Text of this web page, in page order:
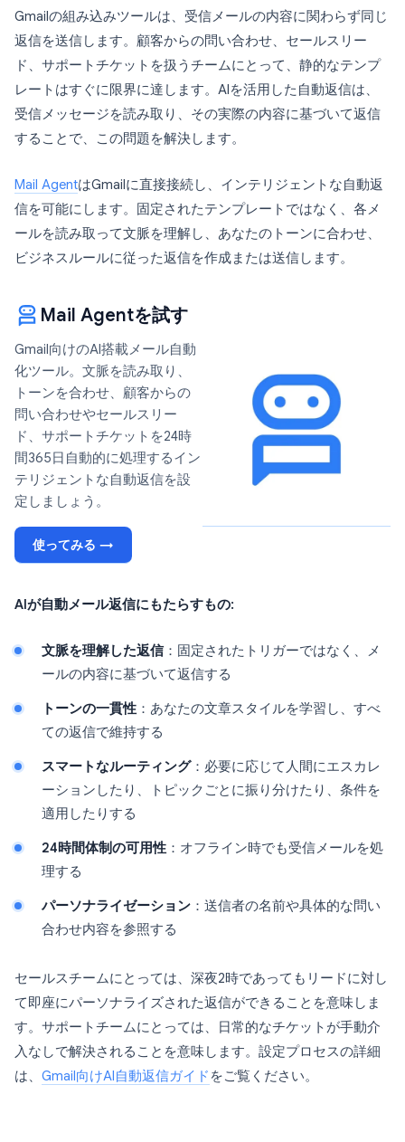
Gmailの組み込みツールは、受信メールの内容に関わらず同じ
返信を送信します。顧客からの問い合わせ、セールスリー
ド、サポートチケットを扱うチームにとって、静的なテンプ
レートはすぐに限界に達します。AIを活用した自動返信は、
受信メッセージを読み取り、その実際の内容に基づいて返信
することで、この問題を解決します。
Mail AgentはGmailに直接接続し、インテリジェントな自動返
信を可能にします。固定されたテンプレートではなく、各メ
ールを読み取って文脈を理解し、あなたのトーンに合わせ、
ビジネスルールに従った返信を作成または送信します。
Mail Agentを試す
Gmail向けのAI搭載メール自動
化ツール。文脈を読み取り、
トーンを合わせ、顧客からの
問い合わせやセールスリー
ド、サポートチケットを24時
間365日自動的に処理するイン
テリジェントな自動返信を設
定しましょう。
使ってみる →
AIが自動メール返信にもたらすもの:
文脈を理解した返信：固定されたトリガーではなく、メ
ールの内容に基づいて返信する
トーンの一貫性 ：あなたの文章スタイルを学習し、すべ
ての返信で維持する
スマートなルーティング：必要に応じて人間にエスカレ
ーションしたり、トピックごとに振り分けたり、条件を
適用したりする
24時間体制の可用性 ：オフライン時でも受信メールを処
理する
パーソナライゼーション ：送信者の名前や具体的な問い
合わせ内容を参照する
セールスチームにとっては、深夜2時であってもリードに対し
て即座にパーソナライズされた返信ができることを意味しま
す。サポートチームにとっては、日常的なチケットが手動介
入なしで解決されることを意味します。設定プロセスの詳細
は、 Gmail向けAI自動返信ガイド をご覧ください。